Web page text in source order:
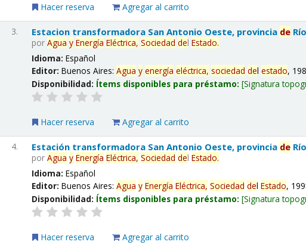
Hacer reserva Agregar al carrito
3. Estacion transformadora San Antonio Oeste, provincia de
porAgua y Energía Eléctrica, Sociedad delEstado.
Idioma:Español
Editor:Buenos Aires:Agua y energía eléctrica, sociedad delestado,
Disponibilidad: Ítems disponibles para préstamo: Signatura
Hacer reserva Agregar al carrito
4. Estación transformadora San Antonio Oeste, provincia de
porAgua y Energía Eléctrica, Sociedad delEstado.
Idioma:Español
Editor:Buenos Aires:Agua y Energía Eléctrica, Sociedad delEstado,
Disponibilidad: Ítems disponibles para préstamo: Signatura
Hacer reserva Agregar al carrito